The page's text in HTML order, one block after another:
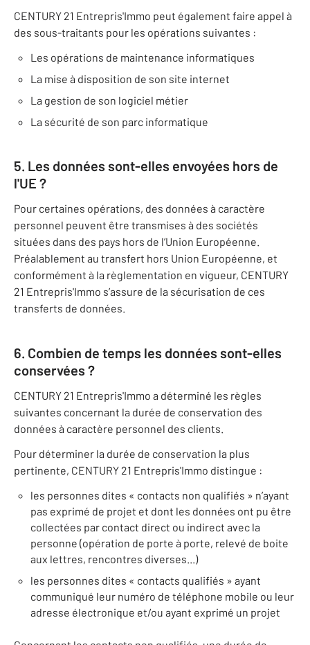
CENTURY 21 Entrepris'Immo peut également faire appel à
des sous-traitants pour les opérations suivantes :
Les opérations de maintenance informatiques
La mise à disposition de son site internet
La gestion de son logiciel métier
La sécurité de son parc informatique
5. Les données sont-elles envoyées hors de
l'UE ?
Pour certaines opérations, des données à caractère
personnel peuvent être transmises à des sociétés
situées dans des pays hors de l’Union Européenne.
Préalablement au transfert hors Union Européenne, et
conformément à la règlementation en vigueur, CENTURY
21 Entrepris'Immo s’assure de la sécurisation de ces
transferts de données.
6. Combien de temps les données sont-elles
conservées ?
CENTURY 21 Entrepris'Immo a déterminé les règles
suivantes concernant la durée de conservation des
données à caractère personnel des clients.
Pour déterminer la durée de conservation la plus
pertinente, CENTURY 21 Entrepris'Immo distingue :
les personnes dites « contacts non qualifiés » n’ayant
pas exprimé de projet et dont les données ont pu être
collectées par contact direct ou indirect avec la
personne (opération de porte à porte, relevé de boite
aux lettres, rencontres diverses...)
les personnes dites « contacts qualifiés » ayant
communiqué leur numéro de téléphone mobile ou leur
adresse électronique et/ou ayant exprimé un projet